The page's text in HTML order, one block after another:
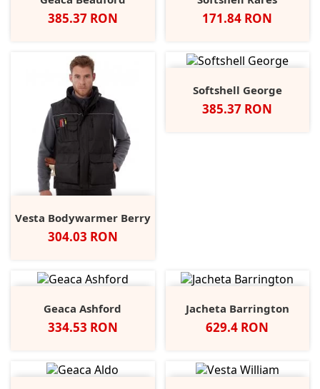
Pret
385.37 RON Pret
171.84 RON
Vesta Bodywarmer Berry
Pret
304.03 RON
Softshell George
Pret
385.37 RON
Geaca Ashford
Pret
334.53 RON
Jacheta Barrington
Pret
629.4 RON